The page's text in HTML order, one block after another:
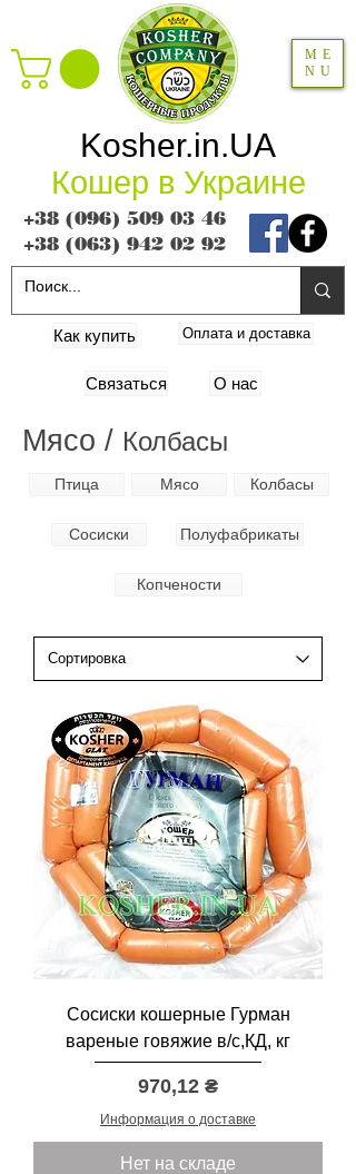
Kosher.in.UA
+38 (096) 509 03 46
+38 (063) 942 02 92
Кошер в Украине
Оплата и доставка
О нас
Связаться
Как купить
ME
NU
Мясо / Колбасы
Птица Мясо Колбасы
Сосиски Полуфабрикаты
Копчености
Сосиски кошерные Гурман
вареные говяжие в/с,КД, кг
Цена
970,12 ₴
Информация о доставке
Нет на складе